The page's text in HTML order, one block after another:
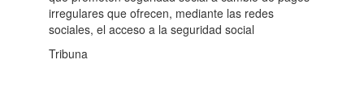
irregulares que ofrecen, mediante las redes
sociales, el acceso a la seguridad social
Tribuna